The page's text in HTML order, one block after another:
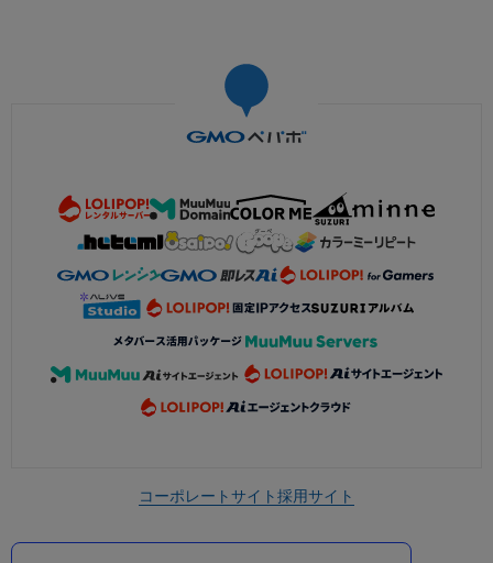
コーポレートサイト採用サイト